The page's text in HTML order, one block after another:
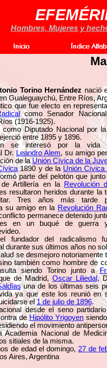
Hombres, Mujeres y
Torino Hernández nació
Gualeguaychú, Entre Ríos,
que fue electo en
como Senador
(1916-1925).
como Diputado Nacional por
entre 1895 y 1896.
se interesó por la vida
Dr. Leandro Alem, su amigo
de laUnión Cívica de la
1890 y de la Unión Cívica
parte del pelotón que
Artillería en la
Revolución
resultaron heridos durante la
Tres años más tarde
su amigo en la Revolución
permanece detenido
en un buqué de guerra
fundador del radicalismo
durante sus últimos años no
se desmejoro notoriamente
también como hombre de
siendo Torino junto a
de Madrid, Oscar Liliedal ,
una de los últimas seis
ya que este los reunió en
el1 de julio de 1896.
desde el seno
deHipólito Yrigoyen
el movimiento
Academia Nacional de
sitiales de la misma.
de edad el domingo, 27 de
Aires, Argentina